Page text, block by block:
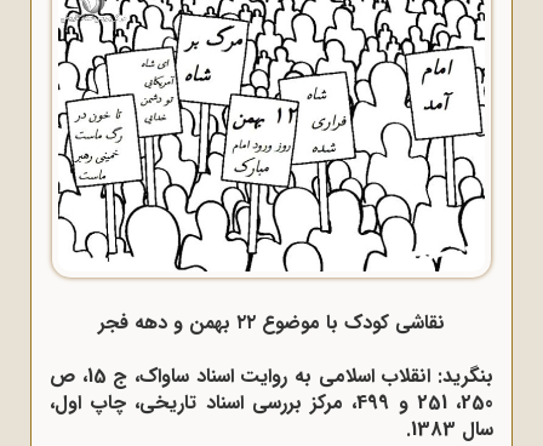
نقاشی کودک با موضوع ۲۲ بهمن و دهه فجر
بنگرید: انقلاب اسلامی به روایت اسناد ساواک، ج 15، ص
250، 251 و 499، مرکز بررسی اسناد تاریخی، چاپ اول،
سال 1383.